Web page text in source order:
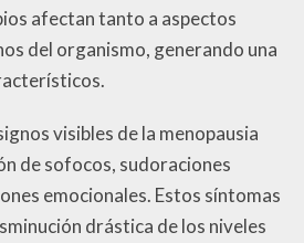
afectan tanto a aspectos
del organismo, generando una
visibles de la menopausia
de sofocos, sudoraciones
emocionales. Estos síntomas
drástica de los niveles